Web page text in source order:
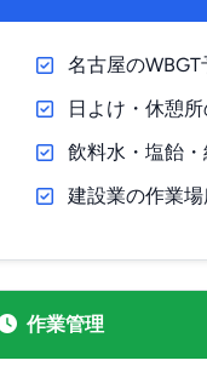
名古屋の
日よけ・休憩
飲料水・塩飴・
建設業の作業
作業管理